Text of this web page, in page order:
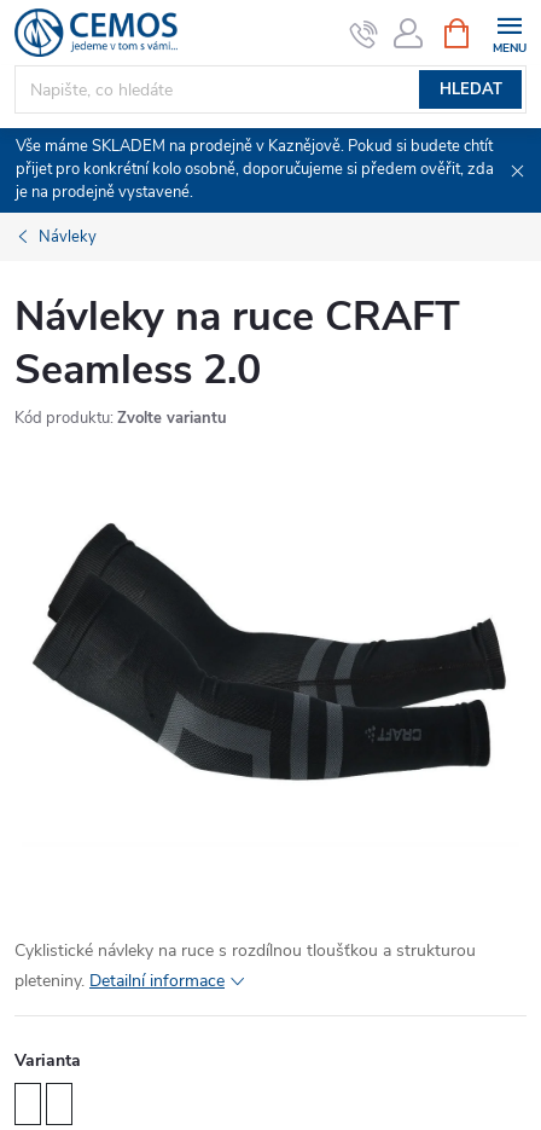
Přejít
na
obsah
HLEDAT
NÁKUPNÍ
KOŠÍK
Vše máme SKLADEM na prodejně v Kaznějově. Pokud si budete chtít
přijet pro konkrétní kolo osobně, doporučujeme si předem ověřit, zda
je na prodejně vystavené.
Návleky
Návleky na ruce CRAFT
Seamless 2.0
Kód produktu: Zvolte variantu
Cyklistické návleky na ruce s rozdílnou tloušťkou a strukturou
pleteniny. Detailní informace
Varianta